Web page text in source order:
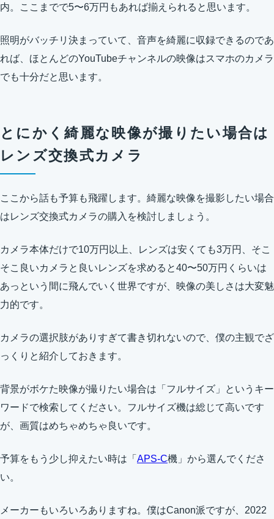
内。ここまでで5〜6万円もあれば揃えられると思います。
照明がバッチリ決まっていて、音声を綺麗に収録できるのであ
れば、ほとんどのYouTubeチャンネルの映像はスマホのカメラ
でも十分だと思います。
とにかく綺麗な映像が撮りたい場合は
レンズ交換式カメラ
ここから話も予算も飛躍します。綺麗な映像を撮影したい場合
はレンズ交換式カメラの購入を検討しましょう。
カメラ本体だけで10万円以上、レンズは安くても3万円、そこ
そこ良いカメラと良いレンズを求めると40〜50万円くらいは
あっという間に飛んでいく世界ですが、映像の美しさは大変魅
力的です。
カメラの選択肢がありすぎて書き切れないので、僕の主観でざ
っくりと紹介しておきます。
背景がボケた映像が撮りたい場合は「フルサイズ」というキー
ワードで検索してください。フルサイズ機は総じて高いです
が、画質はめちゃめちゃ良いです。
予算をもう少し抑えたい時は「 APS-C機」から選んでくださ
い。
メーカーもいろいろありますね。僕はCanon派ですが、2022